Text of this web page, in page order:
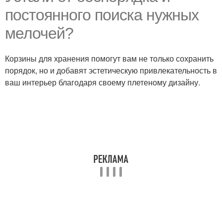
постоянного поиска нужных
мелочей?
Корзины для хранения помогут вам не только сохранить
порядок, но и добавят эстетическую привлекательность в
ваш интерьер благодаря своему плетеному дизайну.